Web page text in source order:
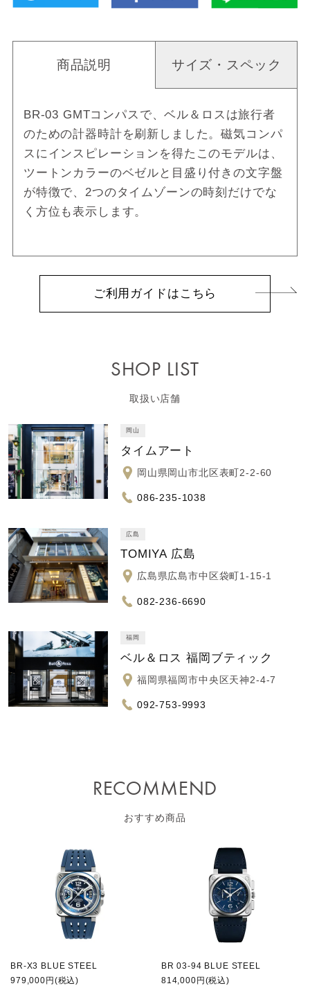
商品説明 サイズ・スペック
BR-03 GMTコンパスで、ベル＆ロスは旅行者
のための計器時計を刷新しました。磁気コンパ
スにインスピレーションを得たこのモデルは、
ツートンカラーのベゼルと目盛り付きの文字盤
が特徴で、2つのタイムゾーンの時刻だけでな
く方位も表示します。
ご利用ガイドはこちら
SHOP LIST
取扱い店舗
岡山
タイムアート
岡山県岡山市北区表町2-2-60
086-235-1038
広島
TOMIYA 広島
広島県広島市中区袋町1-15-1
082-236-6690
福岡
ベル＆ロス 福岡ブティック
福岡県福岡市中央区天神2-4-7
092-753-9993
RECOMMEND
おすすめ商品
BR-X3 BLUE STEEL
979,000円(税込)
BR 03-94 BLUE STEEL
814,000円(税込)